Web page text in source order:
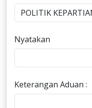
Nyatakan
Keterangan Aduan :